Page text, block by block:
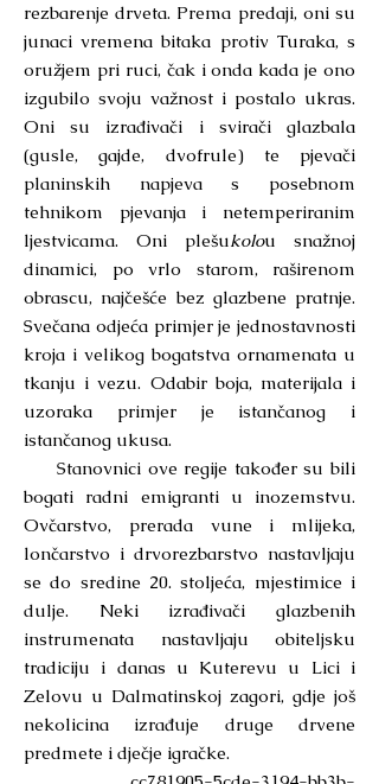
rezbarenje drveta. Prema predaji, oni su
junaci vremena bitaka protiv Turaka, s
oružjem pri ruci, čak i onda kada je ono
izgubilo svoju važnost i postalo ukras.
Oni su izrađivači i svirači glazbala
(gusle, gajde, dvofrule) te pjevači
planinskih napjeva s posebnom
tehnikom pjevanja i netemperiranim
ljestvicama. Oni plešukolou snažnoj
dinamici, po vrlo starom, raširenom
obrascu, najčešće bez glazbene pratnje.
Svečana odjeća primjer je jednostavnosti
kroja i velikog bogatstva ornamenata u
tkanju i vezu. Odabir boja, materijala i
uzoraka primjer je istančanog i
istančanog ukusa.
Stanovnici ove regije također su bili
bogati radni emigranti u inozemstvu.
Ovčarstvo, prerada vune i mlijeka,
lončarstvo i drvorezbarstvo nastavljaju
se do sredine 20. stoljeća, mjestimice i
dulje. Neki izrađivači glazbenih
instrumenata nastavljaju obiteljsku
tradiciju i danas u Kuterevu u Lici i
Zelovu u Dalmatinskoj zagori, gdje još
nekolicina izrađuje druge drvene
predmete i dječje igračke.